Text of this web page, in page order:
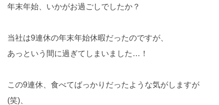
年末年始、いかがお過ごしでしたか？
当社は9連休の年末年始休暇だったのですが、
あっという間に過ぎてしまいました…！
この9連休、食べてばっかりだったような気がしますが
(笑)、